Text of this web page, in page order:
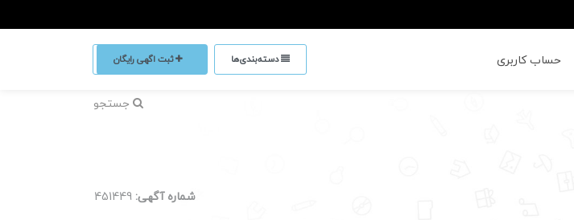
حساب کاربری دسته‌بندی‌ها ثبت اگهی رایگان
جستجو
شماره آگهی: 451449